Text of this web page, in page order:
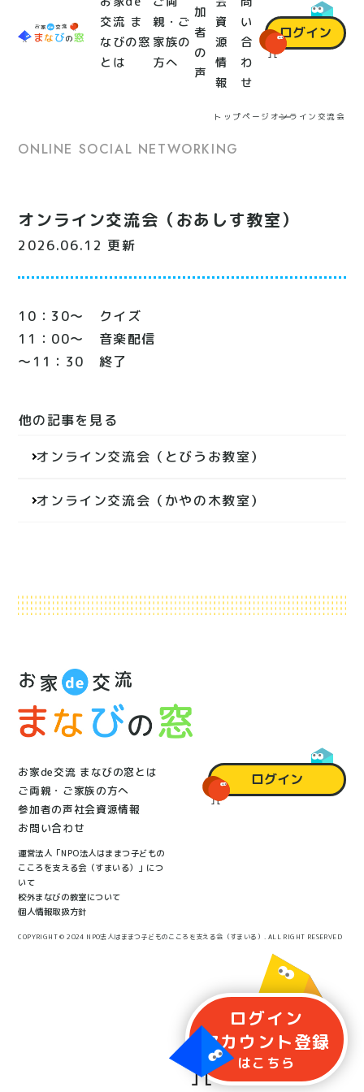
交流 ま
なびの窓
とは
親・ご
家族の
方へ
加
者
の
声
資
源
情
報
い
合
わ
せ
ログイン
ログイン
アカウント登録
はこちら
トップページ オンライン交流会
ONLINE SOCIAL NETWORKING
オンライン交流会（おあしす教室）
2026.06.12 更新
10：30～ クイズ
11：00～ 音楽配信
～11：30 終了
他の記事を見る
ョ
オンライン交流会（とびうお教室）
オンライン交流会（かやの木教室）
お家de交流 まなびの窓とは
ご両親・ご家族の方へ
参加者の声社会資源情報
お問い合わせ
運営法人「NPO法人はままつ子どもの
こころを支える会（すまいる）」につ
いて
校外まなびの教室について
個人情報取扱方針
ログイン
COPYRIGHT © 2024 NPO法人はままつ子どものこころを支える会（すまいる）. ALL RIGHT RESERVED